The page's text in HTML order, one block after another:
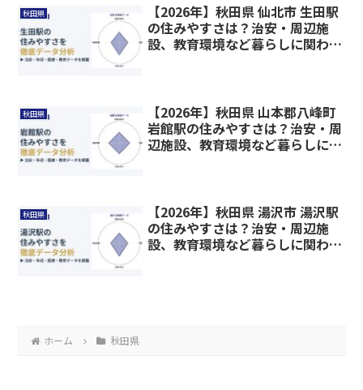
秋田県
【2026年】秋田県 仙北市 生田駅
の住みやすさは？治安・周辺施
設、教育環境など暮らしに関わる
秋田県
【2026年】秋田県 山本郡八峰町
岩館駅の住みやすさは？治安・周
辺施設、教育環境など暮らしに関
秋田県
【2026年】秋田県 湯沢市 湯沢駅
の住みやすさは？治安・周辺施
設、教育環境など暮らしに関わる
ホーム 秋田県